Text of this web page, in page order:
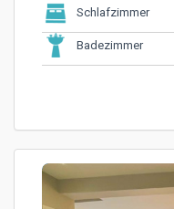
Schlafzimmer
Badezimmer